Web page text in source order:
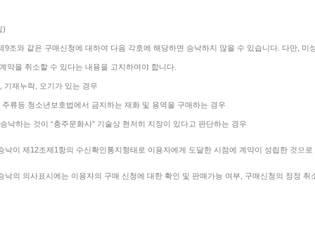
)
9조와 같은 구매신청에 대하여 다음 각호에 해당하면 승낙하지 않을 수 있습니다. 다만,
약을 취소할 수 있다는 내용을 고지하여야 합니다.
기재누락, 오기가 있는 경우
류등 청소년보호법에서 금지하는 재화 및 용역을 구매하는 경우
낙하는 것이 “충주문화사” 기술상 현저히 지장이 있다고 판단하는 경우
낙이 제12조제1항의 수신확인통지형태로 이용자에게 도달한 시점에 계약이 성립한 것으로
낙의 의사표시에는 이용자의 구매 신청에 대한 확인 및 판매가능 여부, 구매신청의 정정